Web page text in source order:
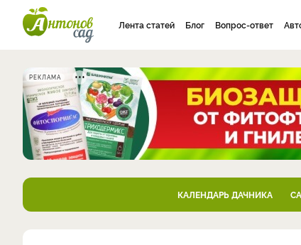
Лента статей Блог Вопрос-ответ
РЕКЛАМА
КАЛЕНДАРЬ ДАЧНИКА